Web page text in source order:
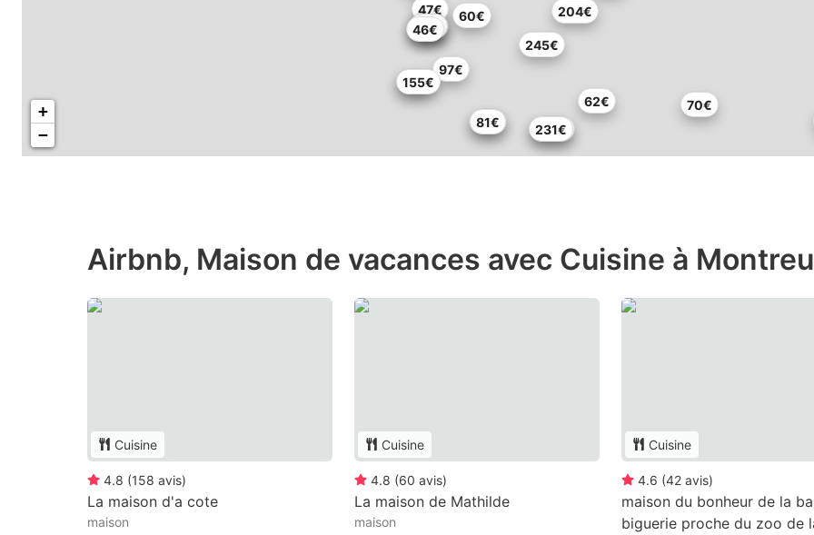
236€
97€
60€
82€
46€
89€
60€
245€
81€
62€
82€
204€
60€
47€
231€
155€
70€
+
−
Airbnb, Maison de vacances avec Cuisine à
Cuisine
4.8 (158 avis)
La maison d'a cote
maison
Cuisine
4.8 (60 avis)
La maison de Mathilde
maison
Cuisine
4.6 (42 avis)
maison du bonheur de la
biguerie proche du zoo de